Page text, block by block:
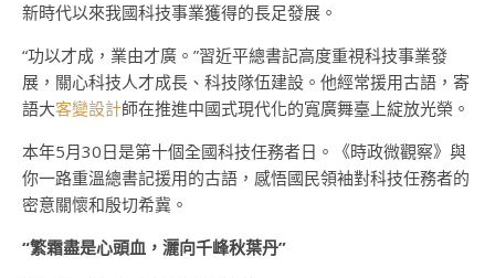
新時代以來我國科技事業獲得的長足發展。
“功以才成，業由才廣。”習近平總書記高度重視科技事業發
展，關心科技人才成長、科技隊伍建設。他經常援用古語，寄
語大客變設計師在推進中國式現代化的寬廣舞臺上綻放光榮。
本年5月30日是第十個全國科技任務者日。《時政微觀察》與
你一路重溫總書記援用的古語，感悟國民領袖對科技任務者的
密意關懷和殷切希冀。
“繁霜盡是心頭血，灑向千峰秋葉丹”